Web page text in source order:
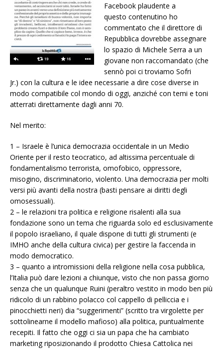
Facebook plaudente a
questo contenutino ho
commentato che il direttore di
Repubblica dovrebbe assegnare
lo spazio di Michele Serra a un
giovane non raccomandato (che
sennò poi ci troviamo Sofri
Jr.) con la cultura e le idee necessarie a dire cose diverse in
modo compatibile col mondo di oggi, anziché con temi e toni
atterrati direttamente dagli anni 70.
Nel merito:
1 – Israele è l’unica democrazia occidentale in un Medio
Oriente per il resto teocratico, ad altissima percentuale di
fondamentalismo terrorista, omofobico, oppressore,
misogino, discriminatorio, violento. Una democrazia per molti
versi più avanti della nostra (basti pensare ai diritti degli
omosessuali).
2 – le relazioni tra politica e religione risalenti alla sua
fondazione sono un tema che riguarda solo ed esclusivamente
il popolo israeliano, il quale dispone di tutti gli strumenti (e
IMHO anche della cultura civica) per gestire la faccenda in
modo democratico.
3 – quanto a intromissioni della religione nella cosa pubblica,
l’Italia può dare lezioni a chiunque, visto che non passa giorno
senza che un qualunque Ruini (peraltro vestito in modo ben più
ridicolo di un rabbino polacco col cappello di pelliccia e i
pinocchietti neri) dia “suggerimenti” (scritto tra virgolette per
sottolinearne il modello mafioso) alla politica, puntualmente
recepiti. Il fatto che oggi ci sia un papa che ha cambiato
marketing riposizionando il prodotto Chiesa Cattolica nei